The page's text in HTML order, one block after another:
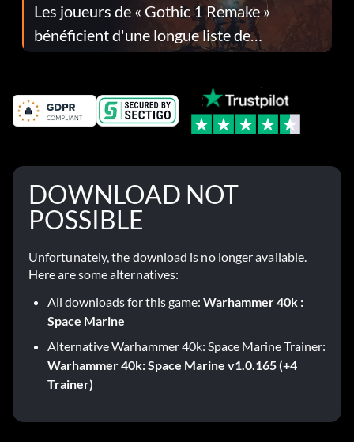
Les joueurs de « Gothic 1 Remake »
bénéficient d'une longue liste de
corrections dans la mise à jour 1.0.4
DOWNLOAD NOT
POSSIBLE
Unfortunately, the download is no longer available.
Here are some alternatives:
All downloads for this game: Warhammer 40k :
Space Marine
Alternative Warhammer 40k: Space Marine Trainer:
Warhammer 40k: Space Marine v1.0.165 (+4
Trainer)